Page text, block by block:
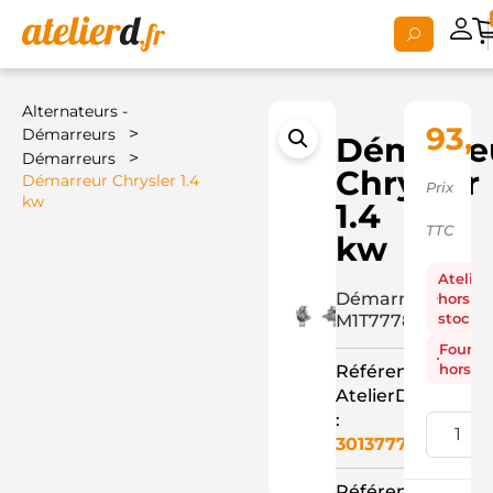
Alternateurs -
Démarreurs
>
Démarreurs >
Démarreur Chrysler 1.4
kw
Chrysler
1.4
kw
Démarreur
M1T77781+
Référence
AtelierD
:
3013777
Prix
TTC
Atelier
hors
stock
hors